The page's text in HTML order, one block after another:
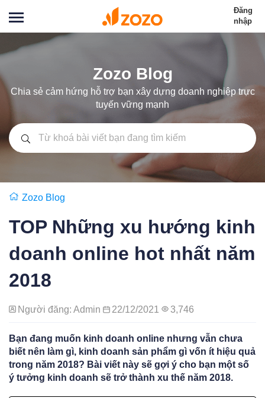
Đăng
nhập
Zozo Blog
Chia sẻ cảm hứng hỗ trợ bạn xây dựng doanh nghiệp trực
tuyến vững mạnh
Zozo Blog
TOP Những xu hướng kinh
doanh online hot nhất năm
2018
Người đăng: Admin 22/12/2021 3,746
Bạn đang muốn kinh doanh online nhưng vẫn chưa
biết nên làm gì, kinh doanh sản phẩm gì vốn ít hiệu quả
trong năm 2018? Bài viết này sẽ gợi ý cho bạn một số
ý tưởng kinh doanh sẽ trở thành xu thế năm 2018.